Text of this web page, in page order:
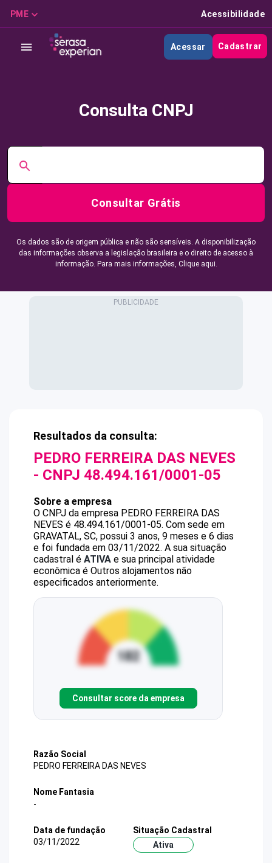
PME Acessibilidade
Acessar Cadastrar
Consulta CNPJ
Consultar Grátis
Os dados são de origem pública e não são sensíveis. A disponibilização
das informações observa a legislação brasileira e o direito de acesso à
informação. Para mais informações, Clique aqui.
Resultados da consulta:
PEDRO FERREIRA DAS NEVES
- CNPJ 48.494.161/0001-05
Sobre a empresa
O CNPJ da empresa PEDRO FERREIRA DAS
NEVES é 48.494.161/0001-05. Com sede em
GRAVATAL, SC, possui 3 anos, 9 meses e 6 dias
e foi fundada em 03/11/2022. A sua situação
cadastral é ATIVA e sua principal atividade
econômica é Outros alojamentos não
especificados anteriormente.
Consultar score da empresa
Razão Social
PEDRO FERREIRA DAS NEVES
Nome Fantasia
-
Data de fundação
03/11/2022
Situação Cadastral
Ativa